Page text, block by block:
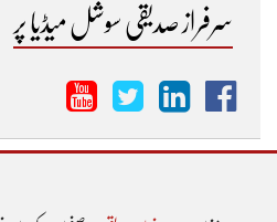
سرفراز صدیقی سوشل میڈیا پر